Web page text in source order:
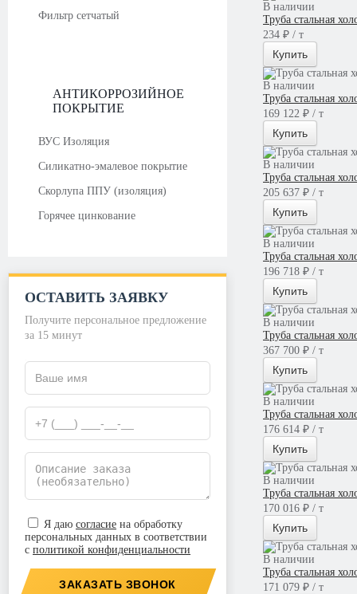
Фильтр сетчатый
АНТИКОРРОЗИЙНОЕ
ПОКРЫТИЕ
ВУС Изоляция
Силикатно-эмалевое покрытие
Скорлупа ППУ (изоляция)
Горячее цинкование
ОСТАВИТЬ ЗАЯВКУ
Получите персональное предложение
за 15 минут
Я даю согласие на обработку
персональных данных в соответствии
с политикой конфиденциальности
ЗАКАЗАТЬ ЗВОНОК
В наличии
Труба стальная
234 ₽ / т
Купить
В наличии
Труба стальная
169 122 ₽ / т
Купить
В наличии
Труба стальная
205 637 ₽ / т
Купить
В наличии
Труба стальная
196 718 ₽ / т
Купить
В наличии
Труба стальная
367 700 ₽ / т
Купить
В наличии
Труба стальная
176 614 ₽ / т
Купить
В наличии
Труба стальная
170 016 ₽ / т
Купить
В наличии
Труба стальная
171 079 ₽ / т